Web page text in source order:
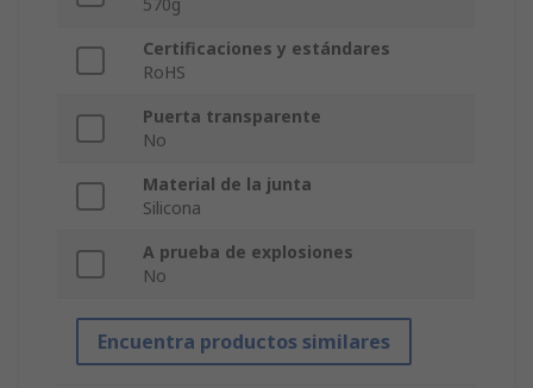
570g
Certificaciones y estándares
RoHS
Puerta transparente
No
Material de la junta
Silicona
A prueba de explosiones
No
Encuentra productos similares